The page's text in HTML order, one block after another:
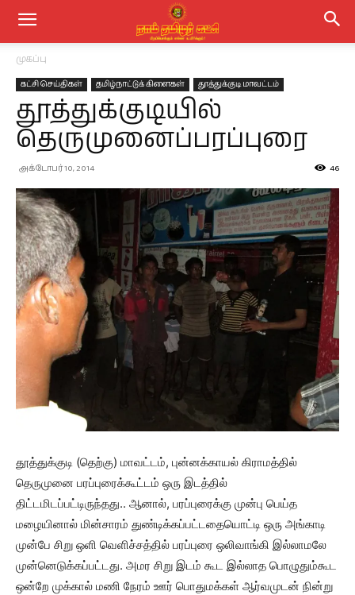
முகப்பு
கட்சி செய்திகள் தமிழ்நாட்டுக் கிளைகள் தூத்துக்குடி மாவட்டம்
தூத்துக்குடியில்
தெருமுனைப்பரப்புரை
அக்டோபர் 10, 2014 46
தூத்துக்குடி (தெற்கு) மாவட்டம், புன்னக்காயல் கிராமத்தில்
தெருமுனை பரப்புரைக்கூட்டம் ஒரு இடத்தில்
திட்டமிடப்பட்டிருந்தது.. ஆனால், பரப்புரைக்கு முன்பு பெய்த
மழையினால் மின்சாரம் துண்டிக்கப்பட்டதையொட்டி ஒரு அங்காடி
முன்பே சிறு ஒளி வெளிச்சத்தில் பரப்புரை ஒலிவாங்கி இல்லாமலே
முன்னெடுக்கப்பட்டது. அமர சிறு இடம் கூட இல்லாத பொழுதும்கூட
ஒன்றே முக்கால் மணி நேரம் ஊர் பொதுமக்கள் ஆர்வமுடன் நின்று